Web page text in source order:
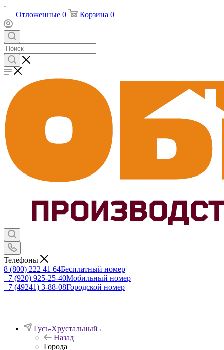
Отложенные 0 Корзина 0
Телефоны
8 (800) 222 41 64Бесплатный номер
+7 (920) 925-25-40Мобильный номер
+7 (49241) 3-88-08Городской номер
Гусь-Хрустальный
Назад
Города